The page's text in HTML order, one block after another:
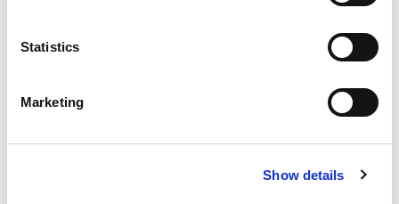
Statistics
Marketing
Show details
- Forza nominale: 100 N
- Classe di isolamento:II sec. EN 60730